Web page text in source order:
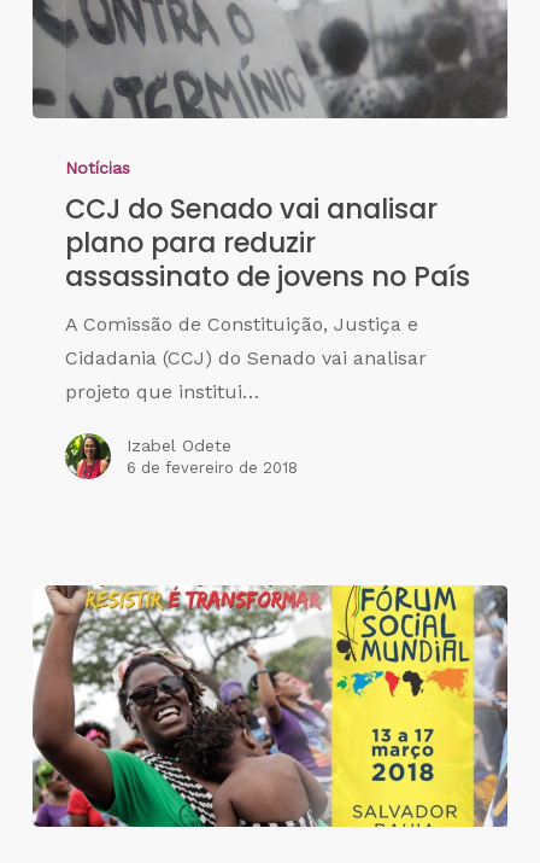
Notícias
CCJ do Senado vai analisar
plano para reduzir
assassinato de jovens no País
A Comissão de Constituição, Justiça e
Cidadania (CCJ) do Senado vai analisar
projeto que institui…
Izabel Odete
6 de fevereiro de 2018